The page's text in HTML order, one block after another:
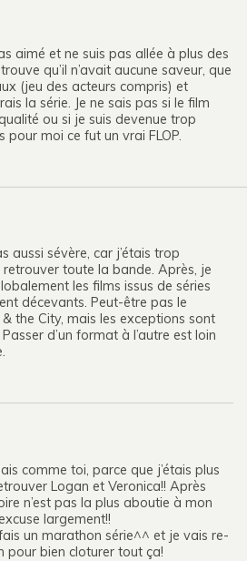
aimé et ne suis pas allée à plus des
qu’il n’avait aucune saveur, que
(jeu des acteurs compris) et
la série. Je ne sais pas si le film
ou si je suis devenue trop
pour moi ce fut un vrai FLOP.
aussi sévère, car j’étais trop
retrouver toute la bande. Après, je
les films issus de séries
décevants. Peut-être pas le
the City, mais les exceptions sont
d’un format à l’autre est loin
comme toi, parce que j’étais plus
Logan et Veronica!! Après
n’est pas la plus aboutie à mon
largement!!
un marathon série^^ et je vais re-
pour bien cloturer tout ça!